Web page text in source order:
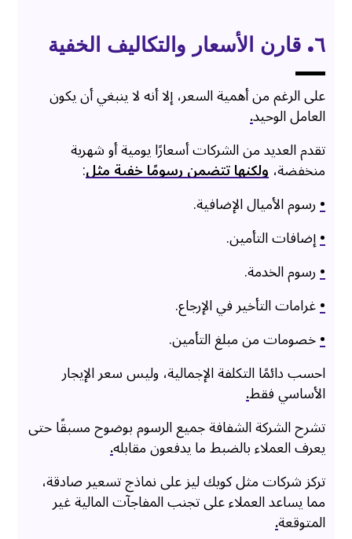
٦. قارن الأسعار والتكاليف الخفية
على الرغم من أهمية السعر، إلا أنه لا ينبغي أن يكون
العامل الوحيد.
تقدم العديد من الشركات أسعارًا يومية أو شهرية
منخفضة،ولكنها تتضمن رسومًا خفية مثل:
•رسوم الأميال الإضافية.
•إضافات التأمين.
•رسوم الخدمة.
•غرامات التأخير في الإرجاع.
•خصومات من مبلغ التأمين.
احسب دائمًا التكلفة الإجمالية، وليس سعر الإيجار
الأساسي فقط.
تشرح الشركة الشفافة جميع الرسوم بوضوح مسبقًا حتى
يعرف العملاء بالضبط ما يدفعون مقابله.
تركز شركات مثل كويك ليز على نماذج تسعير صادقة،
مما يساعد العملاء على تجنب المفاجآت المالية غير
المتوقعة.